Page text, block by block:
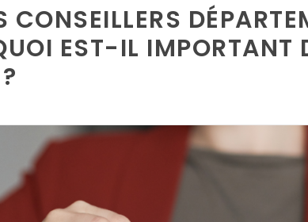
CONSEILLERS
EST-IL IMPORTANT